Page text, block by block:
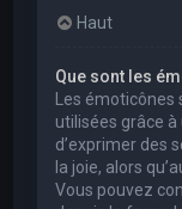
Haut
Que sont les
Les
utilisées grâce
d’exprimer des
la joie, alors
Vous pouvez